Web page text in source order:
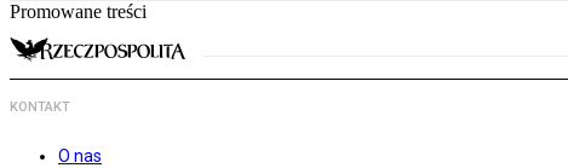
Promowane treści
KONTAKT
O nas